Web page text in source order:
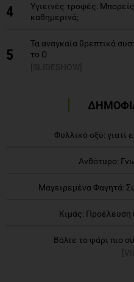
4
Υγιεινές τροφές:
καθημερινά;
5
Τα αναγκαία θρεπτικά
το Ω
[SLIDESHOW]
Φυλλικό οξύ: γιατί
Ανθότυρο:
Μαγειρεμένα Φαγητά:
Κιμάς: Προέλευση
Βάλτε το ψάρι πιο